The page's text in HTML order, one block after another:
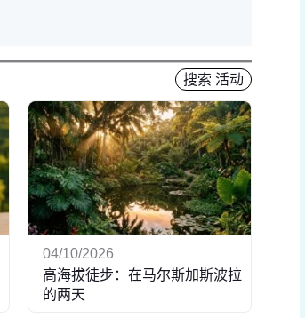
搜索 活动
04/10/2026
高海拔徒步：在马尔斯加斯波拉
的两天